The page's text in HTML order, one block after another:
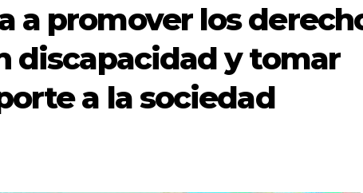
a promover los
discapacidad y tomar
a la sociedad